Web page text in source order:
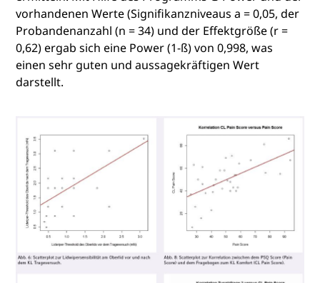
vorhandenen Werte (Signifikanzniveaus a = 0,05, der
Probandenanzahl (n = 34) und der Effektgröße (r =
0,62) ergab sich eine Power (1-ß) von 0,998, was
einen sehr guten und aussagekräftigen Wert
darstellt.